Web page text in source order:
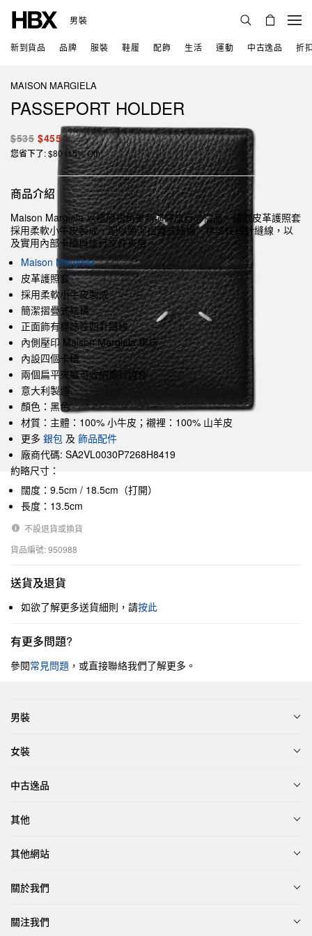
男裝
新到貨品 品牌 服裝 鞋履 配飾 生活 運動 中古逸品 折
MAISON MARGIELA
PASSEPORT HOLDER
$535 $455
您省下了: $80 (15% Off)
商品介紹
Maison Margiela 以極簡視角重新演繹旅行必需品，這款皮革護照套
採用柔軟小牛皮製成，配以簡潔摺疊式結構、標誌性四針縫線，以
及實用內部卡槽與旅行文件夾層。
Maison Margiela
皮革護照套
採用柔軟小牛皮製成
簡潔摺疊式結構
正面飾有標誌性四針縫線
內側壓印 Maison Margiela 標誌
內設四個卡槽
兩個扁平夾層可收納旅行證件
意大利製造
顏色：黑色
材質：主體：100% 小牛皮；襯裡：100% 山羊皮
更多 銀包 及 飾品配件
廠商代碼: SA2VL0030P7268H8419
約略尺寸：
闊度：9.5cm / 18.5cm（打開）
長度：13.5cm
不設退貨或換貨
貨品編號: 950988
送貨及退貨
如欲了解更多送貨細則，請按此
有更多問題?
參閱常見問題 ，或直接聯絡我們了解更多。
男裝
女裝
中古逸品
其他
其他網站
關於我們
關注我們